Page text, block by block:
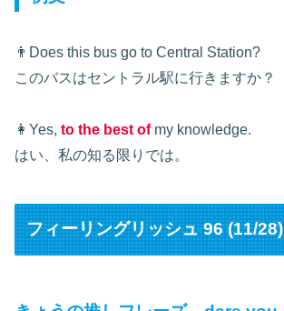
👨Does this bus go to Central Station?
このバスはセントラル駅に行きますか？
👩Yes, to the best ofmy knowledge.
はい、私の知る限りでは。
フィーリングリッシュ 96 (11/28)